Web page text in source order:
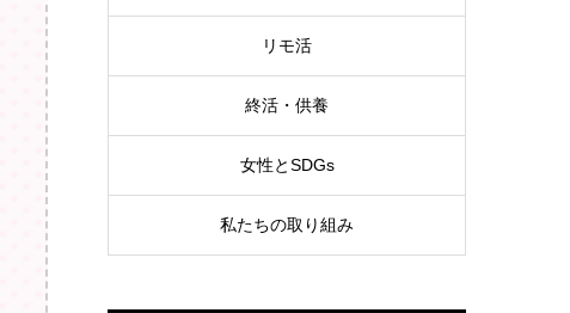
リモ活
終活・供養
女性とSDGs
私たちの取り組み